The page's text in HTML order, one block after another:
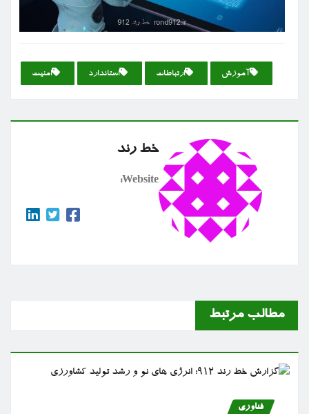
آموزش ارتباطات استاندارد امنیت
خط رند
Website:
مطالب مرتبط
فناوری